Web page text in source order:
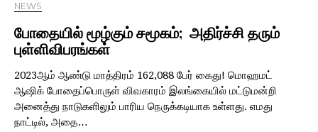
NEWS
போதையில் மூழ்கும் சமூகம்; அதிர்ச்சி தரும்
புள்ளிவிபரங்கள்
2023ஆம் ஆண்டு மாத்திரம் 162,088 பேர் கைது! மொஹமட்
ஆஷிக் போதைப்பொருள் விவகாரம் இலங்கையில் மட்டுமன்றி
அனைத்து நாடுகளிலும் பாரிய நெருக்கடியாக உள்ளது. எமது
நாட்டில், அதை…